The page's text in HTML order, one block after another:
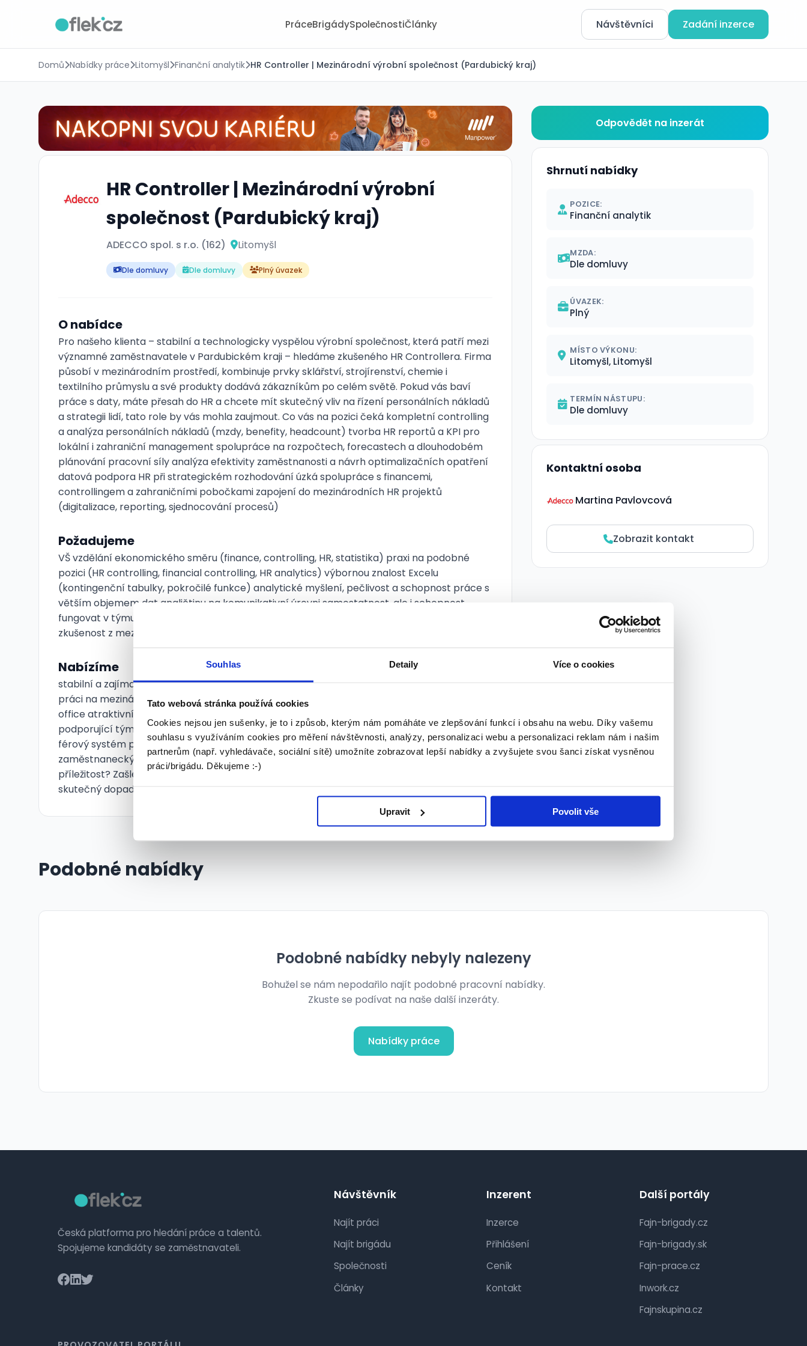
Souhlas Detaily Více o cookies
Tato webová stránka používá cookies
Cookies nejsou jen sušenky, je to i způsob, kterým nám pomáháte ve zlepšování funkcí i obsahu na webu. Díky vašemu
souhlasu s využíváním cookies pro měření návštěvnosti, analýzy, personalizaci webu a personalizaci reklam nám i našim
partnerům (např. vyhledávače, sociální sítě) umožníte zobrazovat lepší nabídky a zvyšujete svou šanci získat vysněnou
práci/brigádu. Děkujeme :-)
Upravit Povolit vše
PráceBrigádySpolečnostiČlánky Návštěvníci Zadání inzerce
Domů Nabídky práce Litomyšl Finanční analytik HR Controller | Mezinárodní výrobní společnost (Pardubický kraj)
HR Controller | Mezinárodní výrobní
společnost (Pardubický kraj)
ADECCO spol. s r.o. (162) Litomyšl
Dle domluvy Dle domluvy Plný úvazek
O nabídce
Pro našeho klienta – stabilní a technologicky vyspělou výrobní společnost, která patří mezi
významné zaměstnavatele v Pardubickém kraji – hledáme zkušeného HR Controllera. Firma
působí v mezinárodním prostředí, kombinuje prvky sklářství, strojírenství, chemie i
textilního průmyslu a své produkty dodává zákazníkům po celém světě. Pokud vás baví
práce s daty, máte přesah do HR a chcete mít skutečný vliv na řízení personálních nákladů
a strategii lidí, tato role by vás mohla zaujmout. Co vás na pozici čeká kompletní controlling
a analýza personálních nákladů (mzdy, benefity, headcount) tvorba HR reportů a KPI pro
lokální i zahraniční management spolupráce na rozpočtech, forecastech a dlouhodobém
plánování pracovní síly analýza efektivity zaměstnanosti a návrh optimalizačních opatření
datová podpora HR při strategickém rozhodování úzká spolupráce s financemi,
controllingem a zahraničními pobočkami zapojení do mezinárodních HR projektů
(digitalizace, reporting, sjednocování procesů)
Požadujeme
VŠ vzdělání ekonomického směru (finance, controlling, HR, statistika) praxi na podobné
pozici (HR controlling, financial controlling, HR analytics) výbornou znalost Excelu
(kontingenční tabulky, pokročilé funkce) analytické myšlení, pečlivost a schopnost práce s
větším objemem dat angličtinu na komunikativní úrovni samostatnost, ale i schopnost
fungovat v týmu zodpovědný a proaktivní přístup orientaci v IT systémech Výhodou
zkušenost z mezinárodní společnosti znalost HR systémů (SAP HR, Workday, Elanor apod.)
Nabízíme
stabilní a zajímavou roli v mezinárodním prostředí možnost odborného i kariérního růstu
práci na mezinárodních projektech flexibilní pracovní dobu a možnost částečného home
office atraktivní finanční ohodnocení a bonusový systém přátelskou firemní kulturu a
podporující tým 5 týdnů dovolené + relax day navíc pravidelné přehodnocování mzdy
férový systém prémií – slibované benefity i skutečně vyplácené celkový balíček
zaměstnaneckých benefitů v hodnotě více než 36 000 Kč ročně 👉 Zaujala vás tato
příležitost? Zašlete nám svůj životopis a staňte se součástí týmu, kde mají data v HR
skutečný dopad. Rádi vám sdělíme více detailů.
Odpovědět na inzerát
Shrnutí nabídky
POZICE:
Finanční analytik
MZDA:
Dle domluvy
ÚVAZEK:
Plný
MÍSTO VÝKONU:
Litomyšl, Litomyšl
TERMÍN NÁSTUPU:
Dle domluvy
Kontaktní osoba
Martina Pavlovcová
Zobrazit kontakt
Podobné nabídky
Podobné nabídky nebyly nalezeny
Bohužel se nám nepodařilo najít podobné pracovní nabídky.
Zkuste se podívat na naše další inzeráty.
Nabídky práce
Česká platforma pro hledání práce a talentů.
Spojujeme kandidáty se zaměstnavateli.
Návštěvník
Najít práci
Najít brigádu
Společnosti
Články
Inzerent
Inzerce
Přihlášení
Ceník
Kontakt
Další portály
Fajn-brigady.cz
Fajn-brigady.sk
Fajn-prace.cz
Inwork.cz
Fajnskupina.cz